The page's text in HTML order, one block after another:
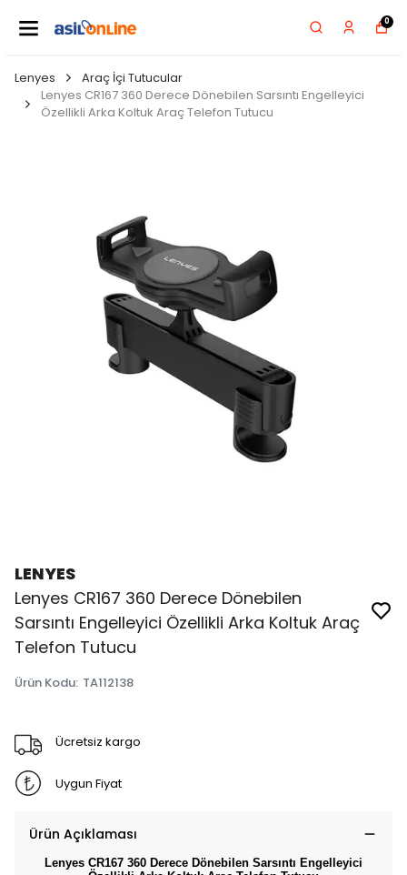
0
Lenyes
Araç İçi Tutucular
Lenyes CR167 360 Derece Dönebilen Sarsıntı Engelleyici
Özellikli Arka Koltuk Araç Telefon Tutucu
LENYES
Lenyes CR167 360 Derece Dönebilen
Sarsıntı Engelleyici Özellikli Arka Koltuk Araç
Telefon Tutucu
Ürün Kodu: TA112138
Ücretsiz kargo
Uygun Fiyat
Ürün Açıklaması
Lenyes CR167 360 Derece Dönebilen Sarsıntı Engelleyici